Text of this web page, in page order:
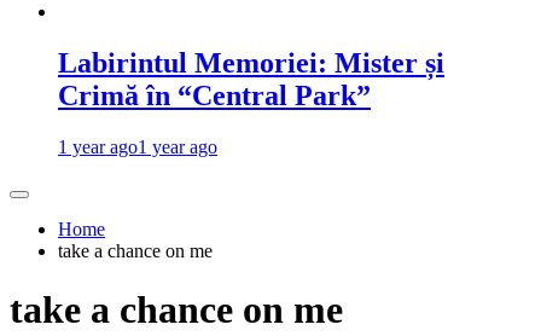
Labirintul Memoriei: Mister și
Crimă în “Central Park”
1 year ago1 year ago
Home
take a chance on me
take a chance on me